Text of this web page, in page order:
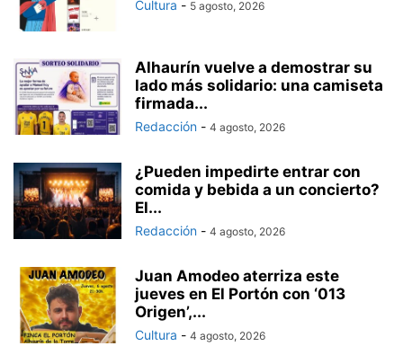
Cultura - 5 agosto, 2026
Alhaurín vuelve a demostrar su
lado más solidario: una camiseta
firmada...
Redacción - 4 agosto, 2026
¿Pueden impedirte entrar con
comida y bebida a un concierto?
El...
Redacción - 4 agosto, 2026
Juan Amodeo aterriza este
jueves en El Portón con ‘013
Origen’,...
Cultura - 4 agosto, 2026